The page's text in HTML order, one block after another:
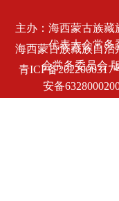
主办：海西蒙古族藏
代表大会常务
海西蒙古族藏族自治
会常务委员会
青ICP备2022000317
安备